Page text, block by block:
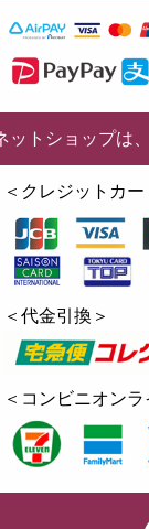
ットショップは
＜クレジットカー
＜代金引換＞
＜コンビニオン